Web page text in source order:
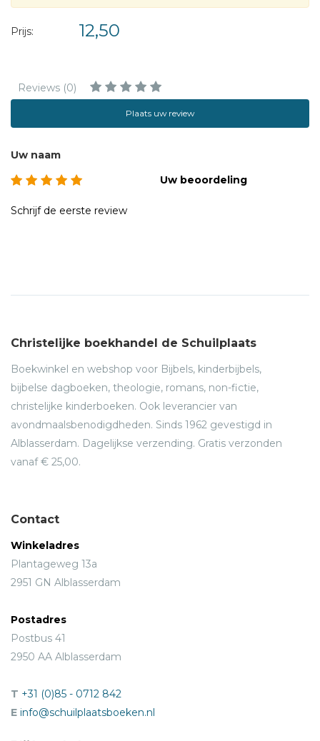
Prijs: 12,50
Reviews (0)
Plaats uw review
Uw naam
Uw beoordeling
Schrijf de eerste review
Christelijke boekhandel de Schuilplaats
Boekwinkel en webshop voor Bijbels, kinderbijbels,
bijbelse dagboeken, theologie, romans, non-fictie,
christelijke kinderboeken. Ook leverancier van
avondmaalsbenodigdheden. Sinds 1962 gevestigd in
Alblasserdam. Dagelijkse verzending. Gratis verzonden
vanaf € 25,00.
Contact
Winkeladres
Plantageweg 13a
2951 GN Alblasserdam
Postadres
Postbus 41
2950 AA Alblasserdam
T +31 (0)85 - 0712 842
E info@schuilplaatsboeken.nl